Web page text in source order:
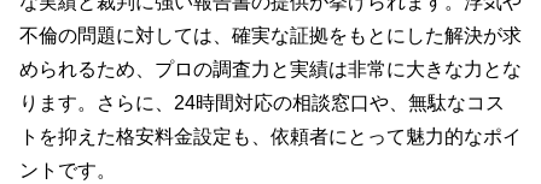
不倫の問題に対しては、確実な証拠をもとにした解決が求
められるため、プロの調査力と実績は非常に大きな力とな
ります。さらに、24時間対応の相談窓口や、無駄なコス
トを抑えた格安料金設定も、依頼者にとって魅力的なポイ
ントです。